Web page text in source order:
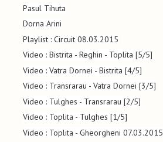
Pasul Tihuta
Dorna Arini
Playlist : Circuit 08.03.2015
Video : Bistrita - Reghin - Toplita [5/5]
Video : Vatra Dornei - Bistrita [4/5]
Video : Transrarau - Vatra Dornei [3/5]
Video : Tulghes - Transrarau [2/5]
Video : Toplita - Tulghes [1/5]
Video : Toplita - Gheorgheni 07.03.2015